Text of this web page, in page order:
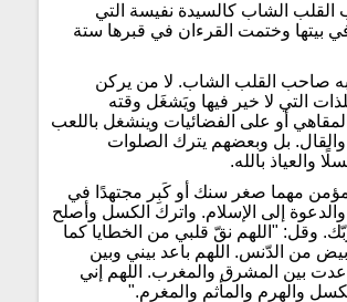
الشاب كالسيدة نفيسة التي
بيتها وختمت القرءان في قبرها ستة
صاحب القلب الشاب. لا من يركن
التي لا خير فيها ويَشغَل وقته
أو على الفضائيات وينشغل باللعب
والقال. بل وبعضهم يترك الصلوات
والعياذ بالله.
مهما صغر سنك أو كَبِر مجتهدًا في
إلى الإسلام. واترك الكسل وأصلح
وقل: "اللهم نقّ قلبي من الخطايا كما
من الدّنس. اللهم باعد بيني وبين
بين المشرق والمغرب. اللهم إني
والهرم والمأثم والمغرم."